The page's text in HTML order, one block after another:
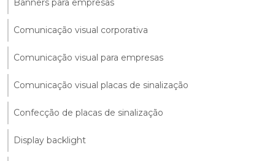
Banners para empresas
Comunicação visual corporativa
Comunicação visual para empresas
Comunicação visual placas de sinalização
Confecção de placas de sinalização
Display backlight